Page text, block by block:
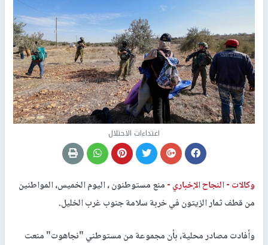
اعتداءات الاحتلال
وكالات -النجاح الإخباري -منع مستوطنون ، اليوم الخميس، المواطنين
من قطف ثمار الزيتون في خربة سلامة جنوب غرب الخليل.
وأفادت مصادر محلية، بأن مجموعة من مستوطني "نجاهوت" منعت